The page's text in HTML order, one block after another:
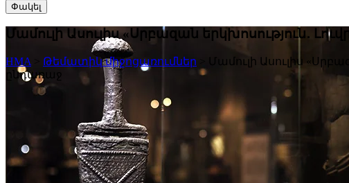
Փակել
Մամուլի Ասուլիս «Սրբազան երկխոսություն․
HMA Թեմատիկ միջոցառումներ
Մամուլի Ասուլիս
ընդառաջ